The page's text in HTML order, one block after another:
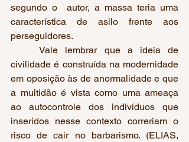
segundo o  autor, a massa teria uma
característica de asilo frente aos
perseguidores.
	Vale lembrar que a ideia de
civilidade é construída na modernidade
em oposição às de anormalidade e que
a multidão é vista como uma ameaça
ao autocontrole dos indivíduos que
inseridos nesse contexto correriam o
risco de cair no barbarismo. (ELIAS,